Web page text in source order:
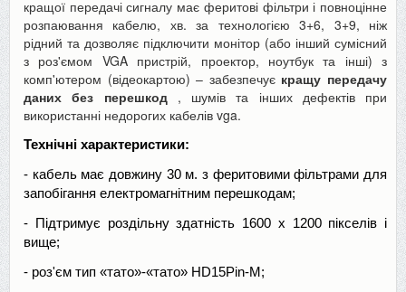
кращої передачі сигналу має феритові фільтри і повноцінне
розпаювання кабелю, хв. за технологією 3+6, 3+9, ніж
рідний та дозволяє підключити монітор (або інший сумісний
з роз'ємом VGA пристрій, проектор, ноутбук та інші) з
комп'ютером (відеокартою) – забезпечує кращу передачу
даних без перешкод, шумів та інших дефектів при
використанні недорогих кабелів vga.
Технічні характеристики:
- кабель має довжину 30 м. з феритовими фільтрами для
запобігання електромагнітним перешкодам;
- Підтримує роздільну здатність 1600 х 1200 пікселів і
вище;
- роз'єм тип «тато»-«тато» HD15Pin-M;